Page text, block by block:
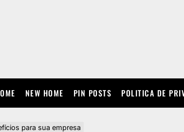
NEW HOME PIN POSTS POLITICA DE
para sua empresa